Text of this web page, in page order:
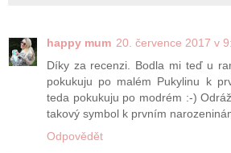
happy mum 20. července 2017 v
Díky za recenzi. Bodla mi teď u
pokukuju po malém Pukylinu k
teda pokukuju po modrém :-)
takový symbol k prvním
Odpovědět